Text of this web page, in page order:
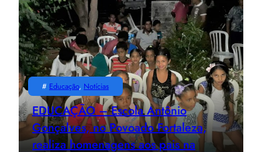
# Educação, Notícias
EDUCAÇÃO – Escola Antônio
Gonçalves, no Povoado Fortaleza,
realiza homenagens aos pais na